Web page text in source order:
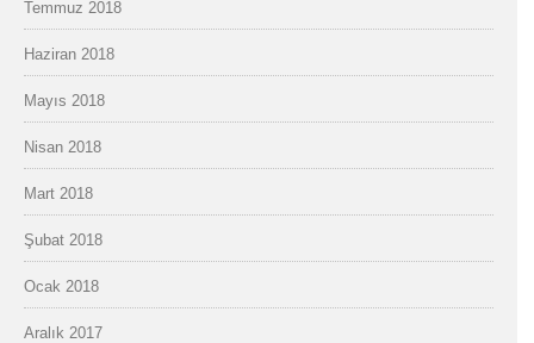
Temmuz 2018
Haziran 2018
Mayıs 2018
Nisan 2018
Mart 2018
Şubat 2018
Ocak 2018
Aralık 2017